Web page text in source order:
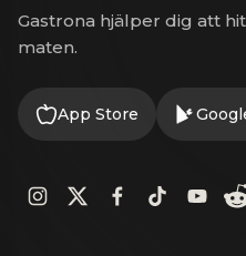
Gastrona hjälper dig att
maten.
App Store